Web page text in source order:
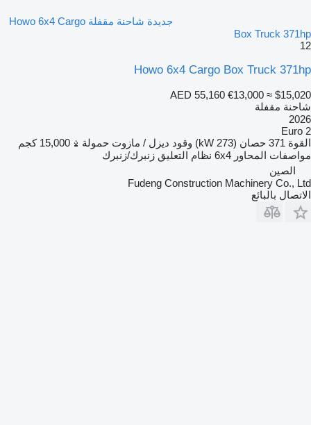
جديدة شاحنة مقفلة Howo 6x4 Cargo
Box Truck 371hp
12
Howo 6x4 Cargo Box Truck 371hp
AED 55,160 €13,000 ≈ $15,020
شاحنة مقفلة
2026
Euro 2
القوة 371 حصان (273 kW) وقود ديزل / مازوت حمولة
15,000 كجم
مواصفات المحاور 6x4 نظام التعليق زنبرك/زنبرك
الصين
Fudeng Construction Machinery Co., Ltd
الاتصال بالبائع